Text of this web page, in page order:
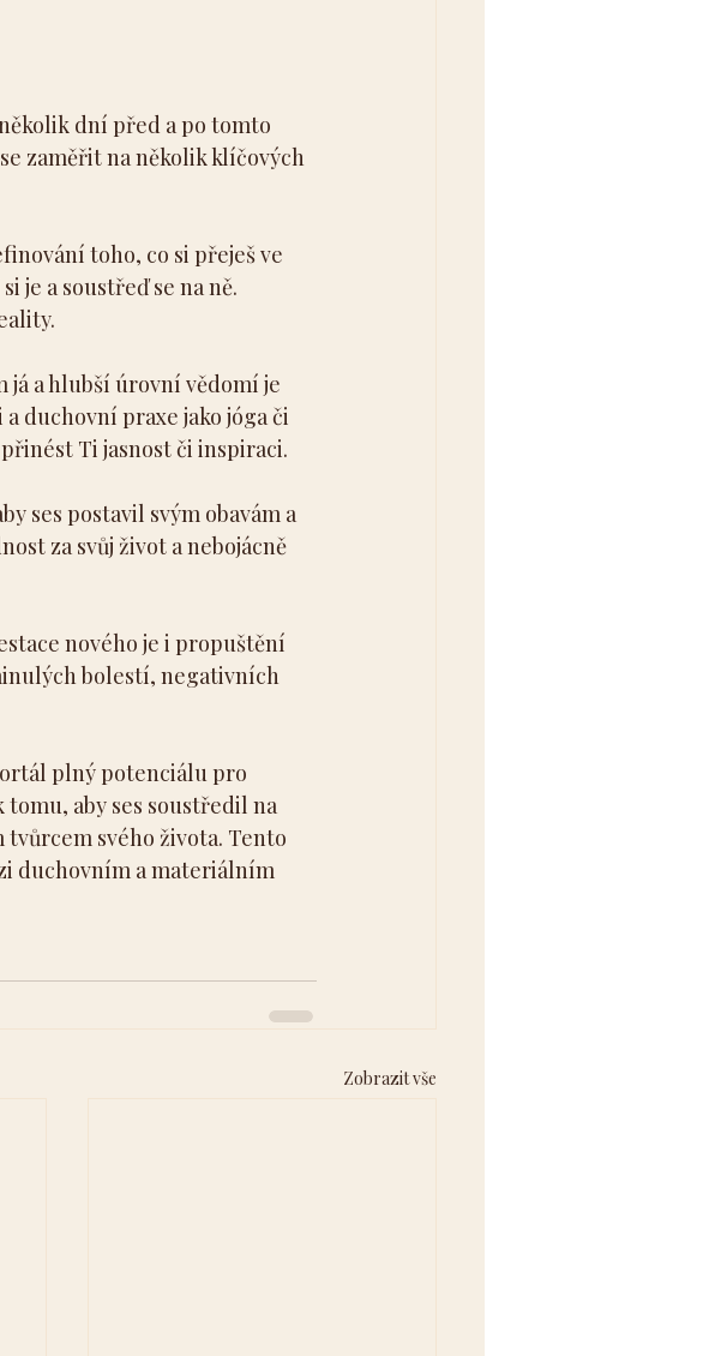
dní před a po tomto
zaměřit na několik klíčových
toho, co si přeješ ve
je a soustřeď se na ně.
já a hlubší úrovní vědomí je
duchovní praxe jako jóga či
Ti jasnost či inspiraci.
ses postavil svým obavám a
za svůj život a nebojácně
nového je i propuštění
bolestí, negativních
plný potenciálu pro
aby ses soustředil na
svého života. Tento
duchovním a materiálním
Zobrazit vše